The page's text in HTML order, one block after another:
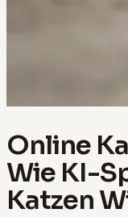
Online
Wie KI-
Katzen